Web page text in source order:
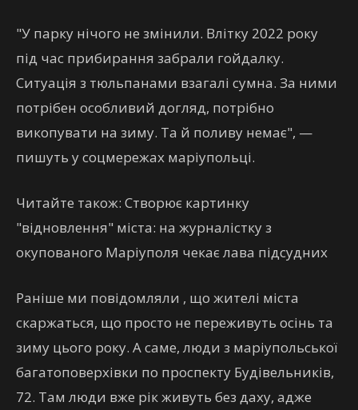
"У парку нічого не змінили. Влітку 2022 року
під час прибирання забрали гойдалку.
Ситуація з тюльпанами взагалі сумна. За ними
потрібен особливий догляд, потрібно
викопувати на зиму. Та й поливу немає", —
пишуть у соцмережах маріупольці.
Читайте також: Створює картинку
"відновлення" міста: на журналістку з
окупованого Маріуполя чекає лава підсудних
Раніше ми повідомляли , що жителі міста
скаржаться, що просто не переживуть осінь та
зиму цього року. А саме, люди з маріупольської
багатоповерхівки по проспекту Будівельників,
72. Там люди вже рік живуть без даху, адже